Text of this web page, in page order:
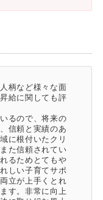
柄など様々な面
給に関しても評
るので、将来の
信頼と実績のあ
に根付いたクリ
た信頼されてい
るためとてもや
しい子育てサポ
立が上手くとれ
す。非常に向上